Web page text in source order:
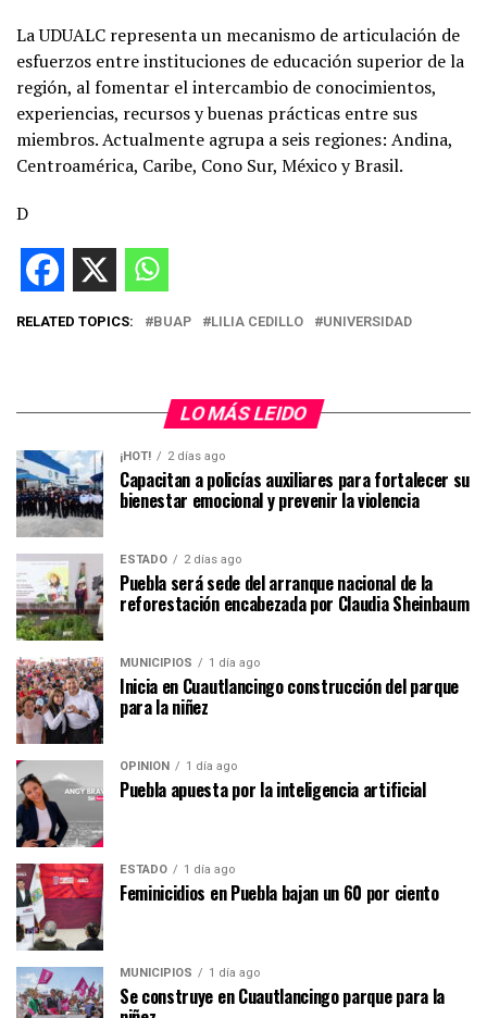
La UDUALC representa un mecanismo de articulación de
esfuerzos entre instituciones de educación superior de la
región, al fomentar el intercambio de conocimientos,
experiencias, recursos y buenas prácticas entre sus
miembros. Actualmente agrupa a seis regiones: Andina,
Centroamérica, Caribe, Cono Sur, México y Brasil.
D
RELATED TOPICS: BUAP LILIA CEDILLO UNIVERSIDAD
LO MÁS LEIDO
¡HOT! 2 días ago
Capacitan a policías auxiliares para fortalecer su
bienestar emocional y prevenir la violencia
ESTADO 2 días ago
Puebla será sede del arranque nacional de la
reforestación encabezada por Claudia Sheinbaum
MUNICIPIOS 1 día ago
Inicia en Cuautlancingo construcción del parque
para la niñez
OPINIÓN 1 día ago
Puebla apuesta por la inteligencia artificial
ESTADO 1 día ago
Feminicidios en Puebla bajan un 60 por ciento
MUNICIPIOS 1 día ago
Se construye en Cuautlancingo parque para la